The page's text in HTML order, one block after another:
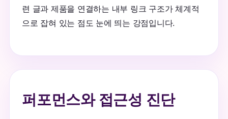
련 글과 제품을 연결하는 내부 링크 구조가 체계적
으로 잡혀 있는 점도 눈에 띄는 강점입니다.
퍼포먼스와 접근성 진단